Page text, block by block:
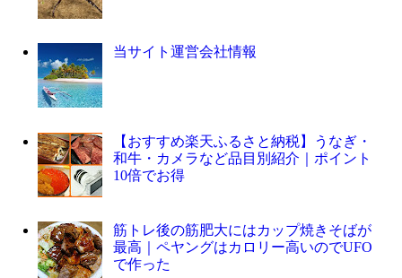
当サイト運営会社情報
【おすすめ楽天ふるさと納税】うなぎ・
和牛・カメラなど品目別紹介｜ポイント
10倍でお得
筋トレ後の筋肥大にはカップ焼きそばが
最高｜ペヤングはカロリー高いのでUFO
で作った